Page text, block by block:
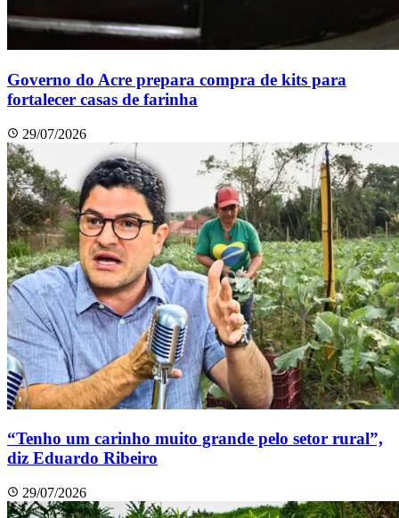
Governo do Acre prepara compra de kits para
fortalecer casas de farinha
29/07/2026
“Tenho um carinho muito grande pelo setor rural”,
diz Eduardo Ribeiro
29/07/2026